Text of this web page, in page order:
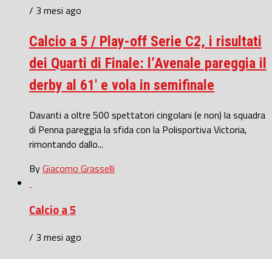
/ 3 mesi ago
Calcio a 5 / Play-off Serie C2, i risultati
dei Quarti di Finale: l’Avenale pareggia il
derby al 61′ e vola in semifinale
Davanti a oltre 500 spettatori cingolani (e non) la squadra
di Penna pareggia la sfida con la Polisportiva Victoria,
rimontando dallo...
ByGiacomo Grasselli
Calcio a 5
/ 3 mesi ago